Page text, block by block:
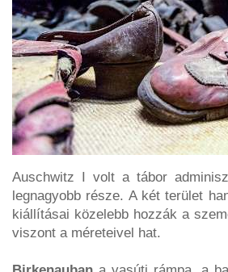
Auschwitz I volt a tábor
legnagyobb része. A két terület
kiállításai közelebb hozzák a
viszont a méreteivel hat.